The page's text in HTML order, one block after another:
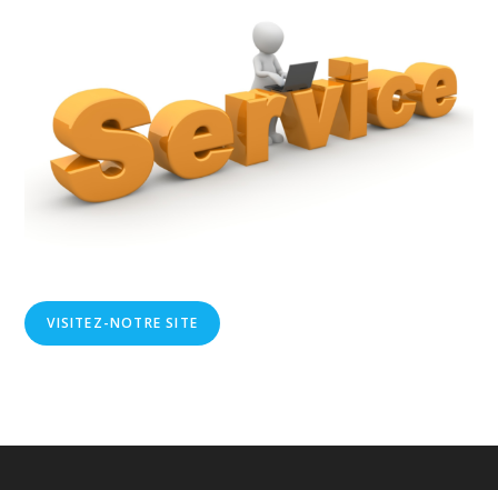
VISITEZ-NOTRE SITE